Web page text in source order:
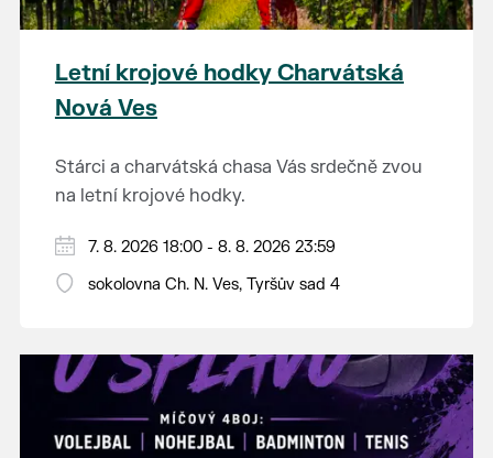
Letní krojové hodky Charvátská
Nová Ves
Stárci a charvátská chasa Vás srdečně zvou
na letní krojové hodky.
PÁTEK 7. srpna
18:00 - ruční stavění máje
14:00 - krojový průvod pro stárky od
hostince “U Buvola”
16:00 - odpolední zábava na sokolovně
21:00 - večerní zábava
7. 8. 2026 18:00 - 8. 8. 2026 23:59
sokolovna Ch. N. Ves, Tyršův sad 4